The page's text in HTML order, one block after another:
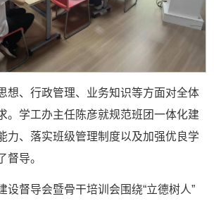
想、行政管理、业务知识等方面对全体
。学工办主任陈彦就规范班团一体化建
力、落实班级管理制度以及加强优良学
督导。
设督导会暨骨干培训会围绕“立德树人”